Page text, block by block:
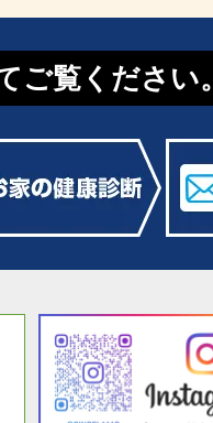
覧ください。